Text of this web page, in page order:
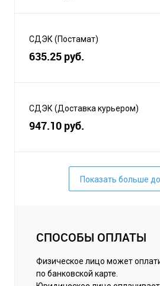
СДЭК (Постамат)
635.25 руб.
СДЭК (Доставка курьером)
947.10 руб.
Показать больше
СПОСОБЫ ОПЛАТЫ
Физическое лицо может
по банковской карте.